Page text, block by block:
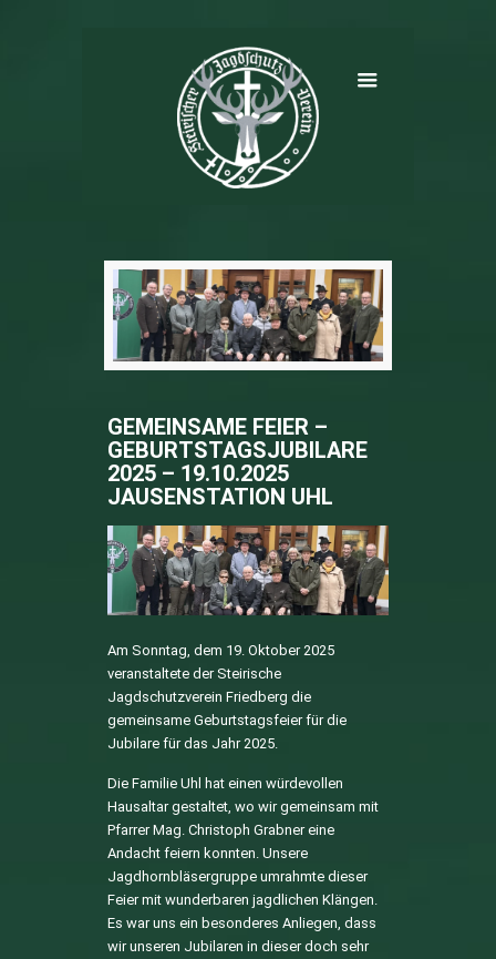
GEMEINSAME FEIER –
GEBURTSTAGSJUBILARE
2025 – 19.10.2025
JAUSENSTATION UHL
Am Sonntag, dem 19. Oktober 2025
veranstaltete der Steirische
Jagdschutzverein Friedberg die
gemeinsame Geburtstagsfeier für die
Jubilare für das Jahr 2025.
Die Familie Uhl hat einen würdevollen
Hausaltar gestaltet, wo wir gemeinsam mit
Pfarrer Mag. Christoph Grabner eine
Andacht feiern konnten. Unsere
Jagdhornbläsergruppe umrahmte dieser
Feier mit wunderbaren jagdlichen Klängen.
Es war uns ein besonderes Anliegen, dass
wir unseren Jubilaren in dieser doch sehr